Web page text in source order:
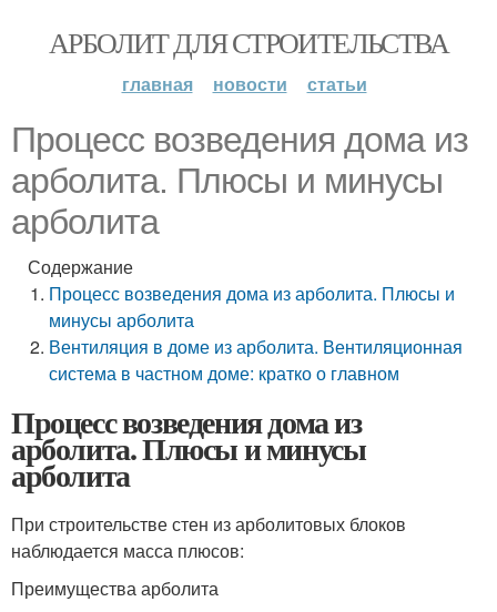
АРБОЛИТ ДЛЯ СТРОИТЕЛЬСТВА
главная новости статьи
Процесс возведения дома из
арболита. Плюсы и минусы
арболита
Содержание
Процесс возведения дома из арболита. Плюсы и
минусы арболита
Вентиляция в доме из арболита. Вентиляционная
система в частном доме: кратко о главном
Процесс возведения дома из
арболита. Плюсы и минусы
арболита
При строительстве стен из арболитовых блоков
наблюдается масса плюсов:
Преимущества арболита